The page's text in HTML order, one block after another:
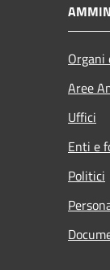
Organi
Aree
Uffici
Enti e
Politici